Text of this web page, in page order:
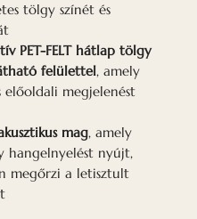
tölgy színét és
PET-FELT hátlap tölgy
felülettel, amely
előoldali megjelenést
mag, amely
hangelnyelést nyújt,
megőrzi a letisztult